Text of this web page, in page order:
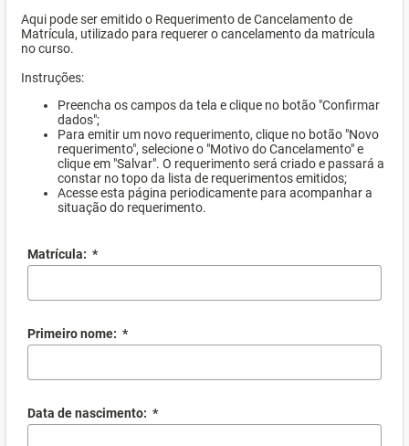
Aqui pode ser emitido o Requerimento de Cancelamento de
Matrícula, utilizado para requerer o cancelamento da matrícula
no curso.
Instruções:
Preencha os campos da tela e clique no botão "Confirmar
dados";
Para emitir um novo requerimento, clique no botão "Novo
requerimento", selecione o "Motivo do Cancelamento" e
clique em "Salvar". O requerimento será criado e passará a
constar no topo da lista de requerimentos emitidos;
Acesse esta página periodicamente para acompanhar a
situação do requerimento.
Matrícula: *
Primeiro nome: *
Data de nascimento: *